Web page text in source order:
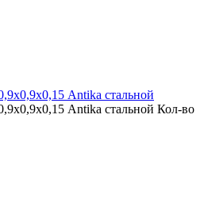
Antika стальной
Antika стальной Кол-во